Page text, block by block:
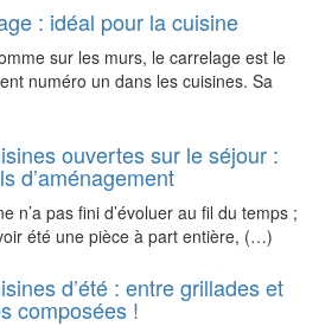
: idéal pour la cuisine
sur les murs, le carrelage est le
numéro un dans les cuisines. Sa
ouvertes sur le séjour :
d’aménagement
n’a pas fini d’évoluer au fil du temps ;
été une pièce à part entière, (…)
d’été : entre grillades et
composées !